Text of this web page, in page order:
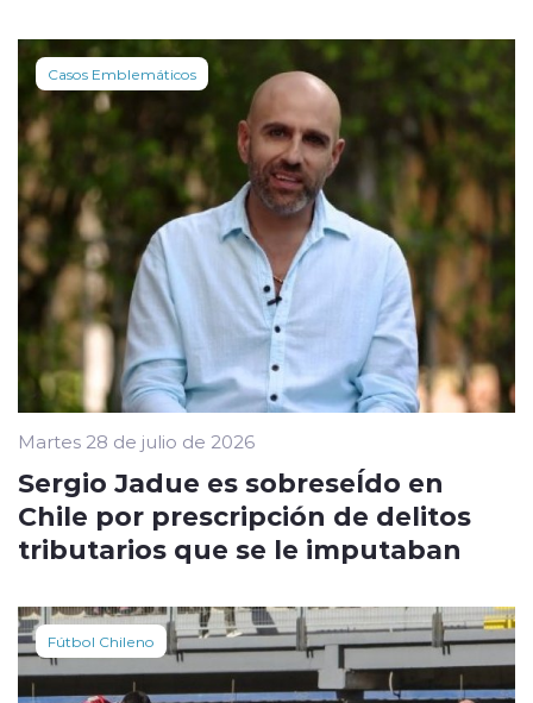
Casos Emblemáticos
Martes 28 de julio de 2026
Sergio Jadue es sobreseÍdo en
Chile por prescripción de delitos
tributarios que se le imputaban
Fútbol Chileno